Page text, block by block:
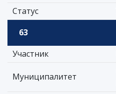
Статус
63
Участник
Муниципалитет